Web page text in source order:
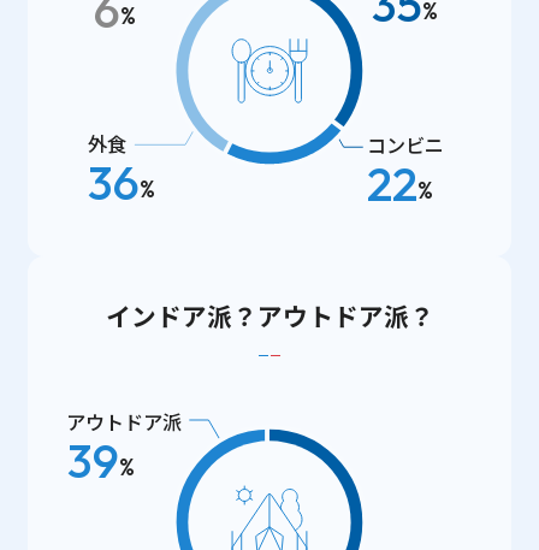
%
コンビニ
22%
外食
36%
%
インドア派？アウトドア派？
アウトドア派
39%